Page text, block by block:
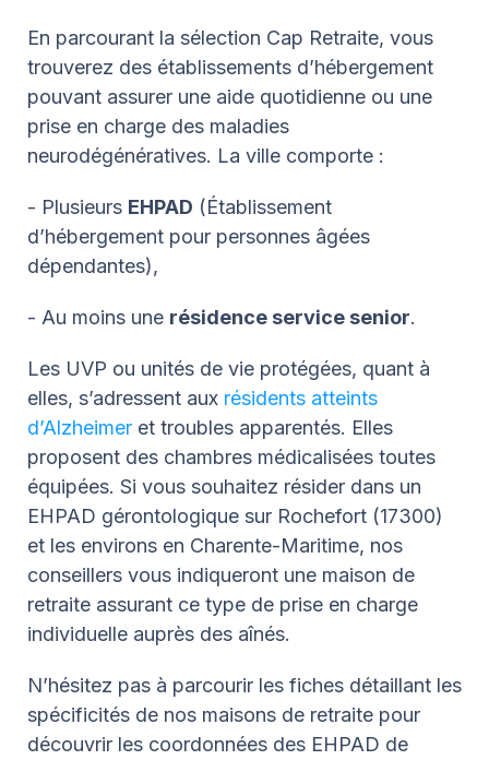
En parcourant la sélection Cap Retraite, vous
trouverez des établissements d’hébergement
pouvant assurer une aide quotidienne ou une
prise en charge des maladies
neurodégénératives. La ville comporte :
- Plusieurs EHPAD (Établissement
d’hébergement pour personnes âgées
dépendantes),
- Au moins une résidence service senior.
Les UVP ou unités de vie protégées, quant à
elles, s’adressent aux résidents atteints
d’Alzheimer et troubles apparentés. Elles
proposent des chambres médicalisées toutes
équipées. Si vous souhaitez résider dans un
EHPAD gérontologique sur Rochefort (17300)
et les environs en Charente-Maritime, nos
conseillers vous indiqueront une maison de
retraite assurant ce type de prise en charge
individuelle auprès des aînés.
N’hésitez pas à parcourir les fiches détaillant les
spécificités de nos maisons de retraite pour
découvrir les coordonnées des EHPAD de